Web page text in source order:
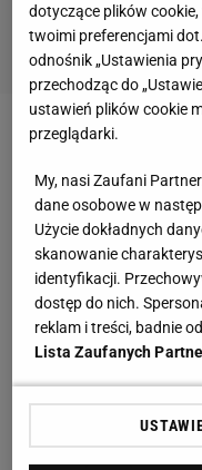
Mistrzostwa świata
turniejempiłkarza
na mundialu we
zawodnikiem
jednak ani jeden
pożegnała się z
Cztery lata później
po meczach z
Gwiazdor Interu
dotyczące plików
twoimi preferencjami
odnośnik „Ustawienia
przechodząc do
ustawień plików cookie
przeglądarki.
My, nasi Zaufani
dane osobowe w
Użycie dokładnych
skanowanie
identyfikacji.
dostęp do nich.
reklam i treści, badnie
Lista Zaufanych